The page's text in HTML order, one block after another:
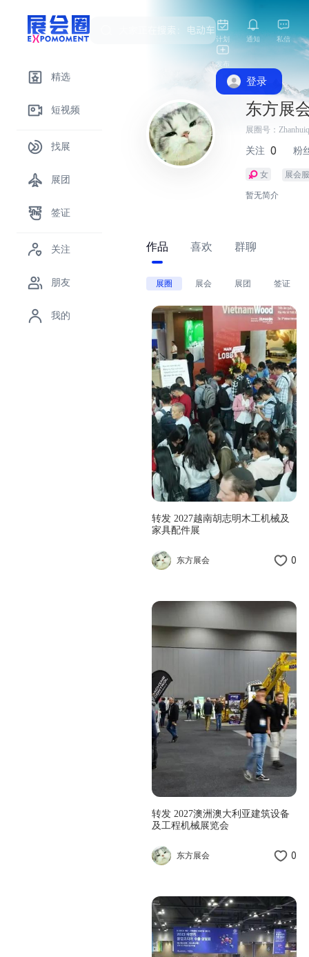
计划 通知 私信
发布
登录
精选
短视频
找展
展团
签证
关注
朋友
我的
东方展
展圈号：
关注 0 粉
女 展会
暂无简介
作品 喜欢 群聊
展圈 展会 展团 签证
转发 2027越南胡志明木工机械及
家具配件展
东方展会 0
转发 2027澳洲澳大利亚建筑设备
及工程机械展览会
东方展会 0